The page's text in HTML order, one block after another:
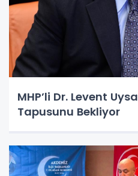
MHP’li Dr. Levent
Tapusunu Bekliyor